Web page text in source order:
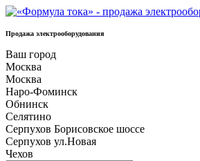
Продажа электрооборудования
Ваш город
Москва
Москва
Наро-Фоминск
Обнинск
Селятино
Серпухов Борисовское шоссе
Серпухов ул.Новая
Чехов